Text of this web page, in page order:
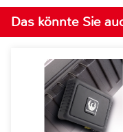
Das könnte Sie